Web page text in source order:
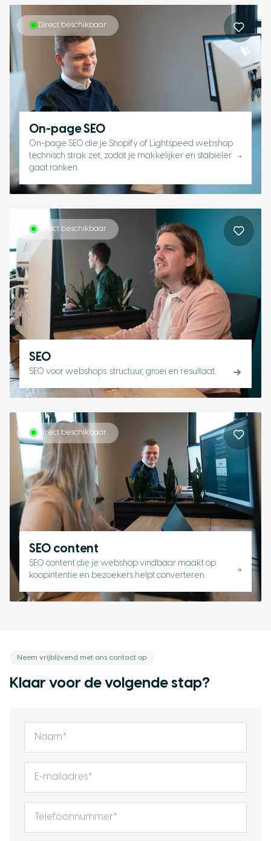
Direct beschikbaar
On-page SEO
On-page SEO die je Shopify of Lightspeed webshop
technisch strak zet, zodat je makkelijker en stabieler
gaat ranken.
Direct beschikbaar
SEO
SEO voor webshops: structuur, groei en resultaat.
Direct beschikbaar
SEO content
SEO content die je webshop vindbaar maakt op
koopintentie en bezoekers helpt converteren.
Neem vrijblijvend met ons contact op
Klaar voor de volgende stap?